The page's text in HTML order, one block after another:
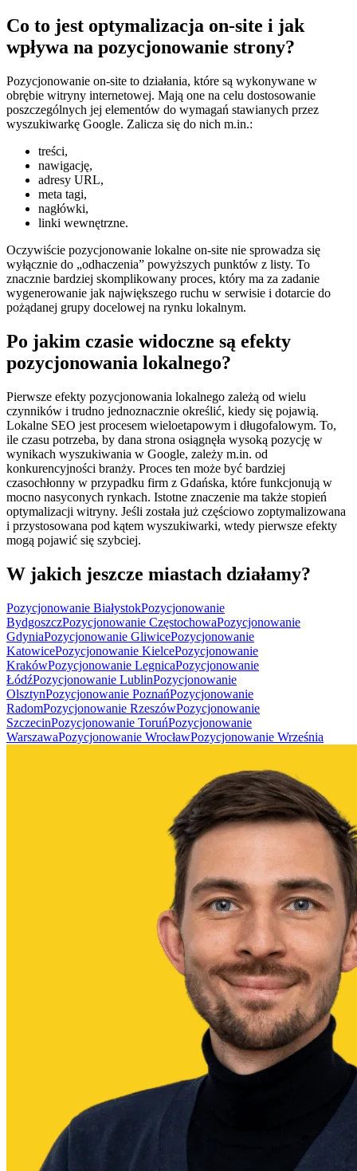
Co to jest optymalizacja on-site i jak
wpływa na pozycjonowanie strony?
Pozycjonowanie on-site to działania, które są wykonywane w
obrębie witryny internetowej. Mają one na celu dostosowanie
poszczególnych jej elementów do wymagań stawianych przez
wyszukiwarkę Google. Zalicza się do nich m.in.:
treści,
nawigację,
adresy URL,
meta tagi,
nagłówki,
linki wewnętrzne.
Oczywiście pozycjonowanie lokalne on-site nie sprowadza się
wyłącznie do „odhaczenia” powyższych punktów z listy. To
znacznie bardziej skomplikowany proces, który ma za zadanie
wygenerowanie jak największego ruchu w serwisie i dotarcie do
pożądanej grupy docelowej na rynku lokalnym.
Po jakim czasie widoczne są efekty
pozycjonowania lokalnego?
Pierwsze efekty pozycjonowania lokalnego zależą od wielu
czynników i trudno jednoznacznie określić, kiedy się pojawią.
Lokalne SEO jest procesem wieloetapowym i długofalowym. To,
ile czasu potrzeba, by dana strona osiągnęła wysoką pozycję w
wynikach wyszukiwania w Google, zależy m.in. od
konkurencyjności branży. Proces ten może być bardziej
czasochłonny w przypadku firm z Gdańska, które funkcjonują w
mocno nasyconych rynkach. Istotne znaczenie ma także stopień
optymalizacji witryny. Jeśli została już częściowo zoptymalizowana
i przystosowana pod kątem wyszukiwarki, wtedy pierwsze efekty
mogą pojawić się szybciej.
W jakich jeszcze miastach działamy?
Pozycjonowanie BiałystokPozycjonowanie
BydgoszczPozycjonowanie CzęstochowaPozycjonowanie
GdyniaPozycjonowanie GliwicePozycjonowanie
KatowicePozycjonowanie KielcePozycjonowanie
KrakówPozycjonowanie LegnicaPozycjonowanie
ŁódźPozycjonowanie LublinPozycjonowanie
OlsztynPozycjonowanie PoznańPozycjonowanie
RadomPozycjonowanie RzeszówPozycjonowanie
SzczecinPozycjonowanie ToruńPozycjonowanie
WarszawaPozycjonowanie WrocławPozycjonowanie Września